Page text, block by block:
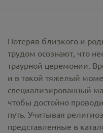
Потеряв близкого и
трудом осознают, что
траурной церемонии.
и в такой тяжелый
специализированный
чтобы достойно
путь. Учитывая
представленные в